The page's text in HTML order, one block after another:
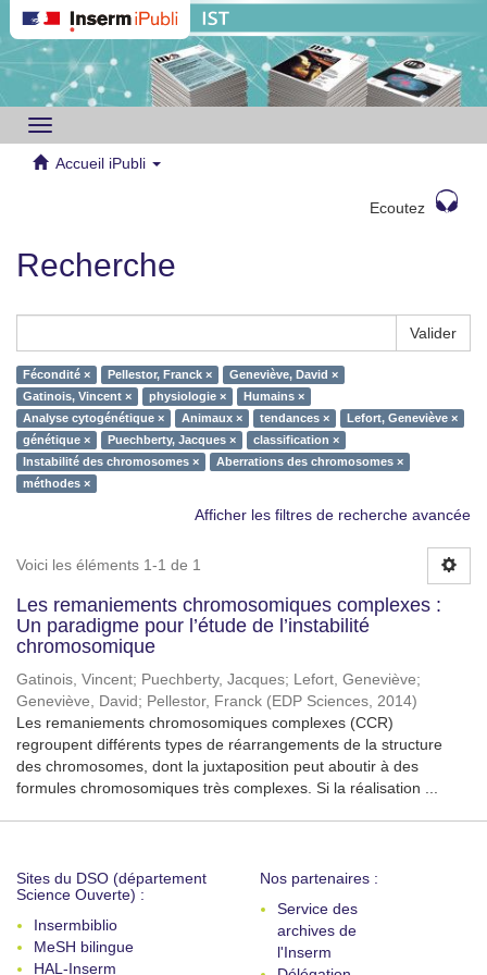
Toggle
navigation
Accueil iPubli
Ecoutez
Recherche
Valider
Fécondité × Pellestor, Franck ×
Geneviève, David ×
Gatinois, Vincent ×
physiologie ×
Humains ×
Analyse cytogénétique ×
Animaux × tendances ×
Lefort, Geneviève ×
génétique ×
Puechberty, Jacques ×
classification ×
Instabilité des chromosomes ×
Aberrations des chromosomes ×
méthodes ×
Afficher les filtres de recherche avancée
Voici les éléments 1-1 de 1
Les remaniements chromosomiques complexes :
Un paradigme pour l’étude de l’instabilité
chromosomique
Gatinois, Vincent; Puechberty, Jacques; Lefort, Geneviève;
Geneviève, David ; Pellestor, Franck (EDP Sciences, 2014)
Les remaniements chromosomiques complexes (CCR)
regroupent différents types de réarrangements de la structure
des chromosomes, dont la juxtaposition peut aboutir à des
formules chromosomiques très complexes. Si la réalisation ...
Sites du DSO (département
Science Ouverte) :
Insermbiblio
MeSH bilingue
HAL-Inserm
Nos partenaires :
Service des
archives de
l'Inserm